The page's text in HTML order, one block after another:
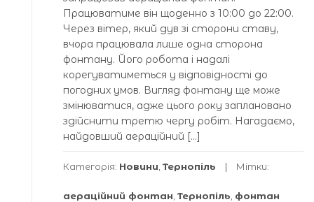
Працюватиме він щоденно з 10:00 до 22:00.
Через вітер, який дув зі сторони ставу,
вчора працювала лише одна сторона
фонтану. Його робота і надалі
корегуватиметься у відповідності до
погодних умов. Вигляд фонтану ще може
змінюватися, адже цього року заплановано
здійснити третю чергу робіт. Нагадаємо,
найдовший аераційний […]
Категорія: Новини Тернопіль Мітки:
аераційний фонтан Тернопіль фонтан